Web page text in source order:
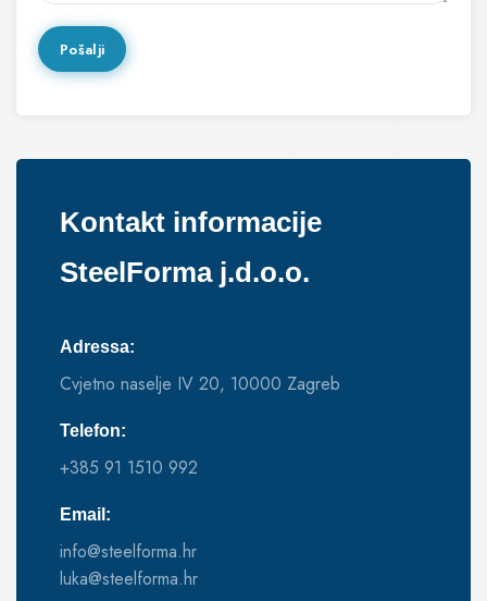
Kontakt informacije
SteelForma j.d.o.o.
Adressa:
Cvjetno naselje IV 20, 10000 Zagreb
Telefon:
+385 91 1510 992
Email:
info@steelforma.hr
luka@steelforma.hr